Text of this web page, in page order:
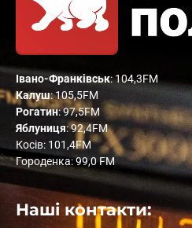
Івано-Франківськ: 104,3FM
Калуш: 105,5FM
Рогатин: 97,5FM
Яблуниця: 92,4FM
Косів: 101,4FM
Городенка: 99,0 FM
Наші контакти: